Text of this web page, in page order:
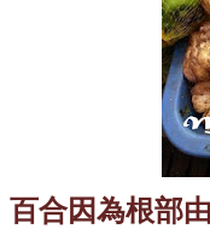
百合因為根部